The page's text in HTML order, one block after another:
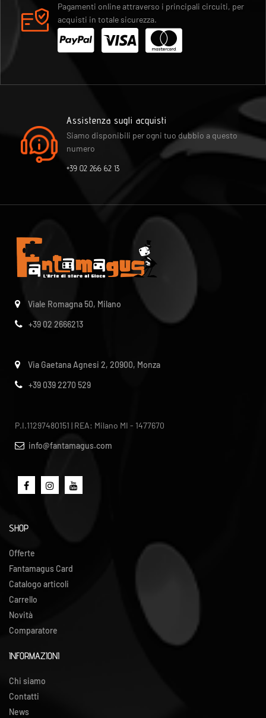
Pagamenti online attraverso i principali circuiti, per
acquisti in totale sicurezza.
Assistenza sugli acquisti
Siamo disponibili per ogni tuo dubbio a questo
numero
+39 02 266 62 13
Viale Romagna 50, Milano
+39 02 2666213
Via Gaetana Agnesi 2, 20900, Monza
+39 039 2270 529
P.I.11297480151 | REA: Milano MI - 1477670
info@fantamagus.com
SHOP
Offerte
Fantamagus Card
Catalogo articoli
Carrello
Novità
Comparatore
INFORMAZIONI
Chi siamo
Contatti
News